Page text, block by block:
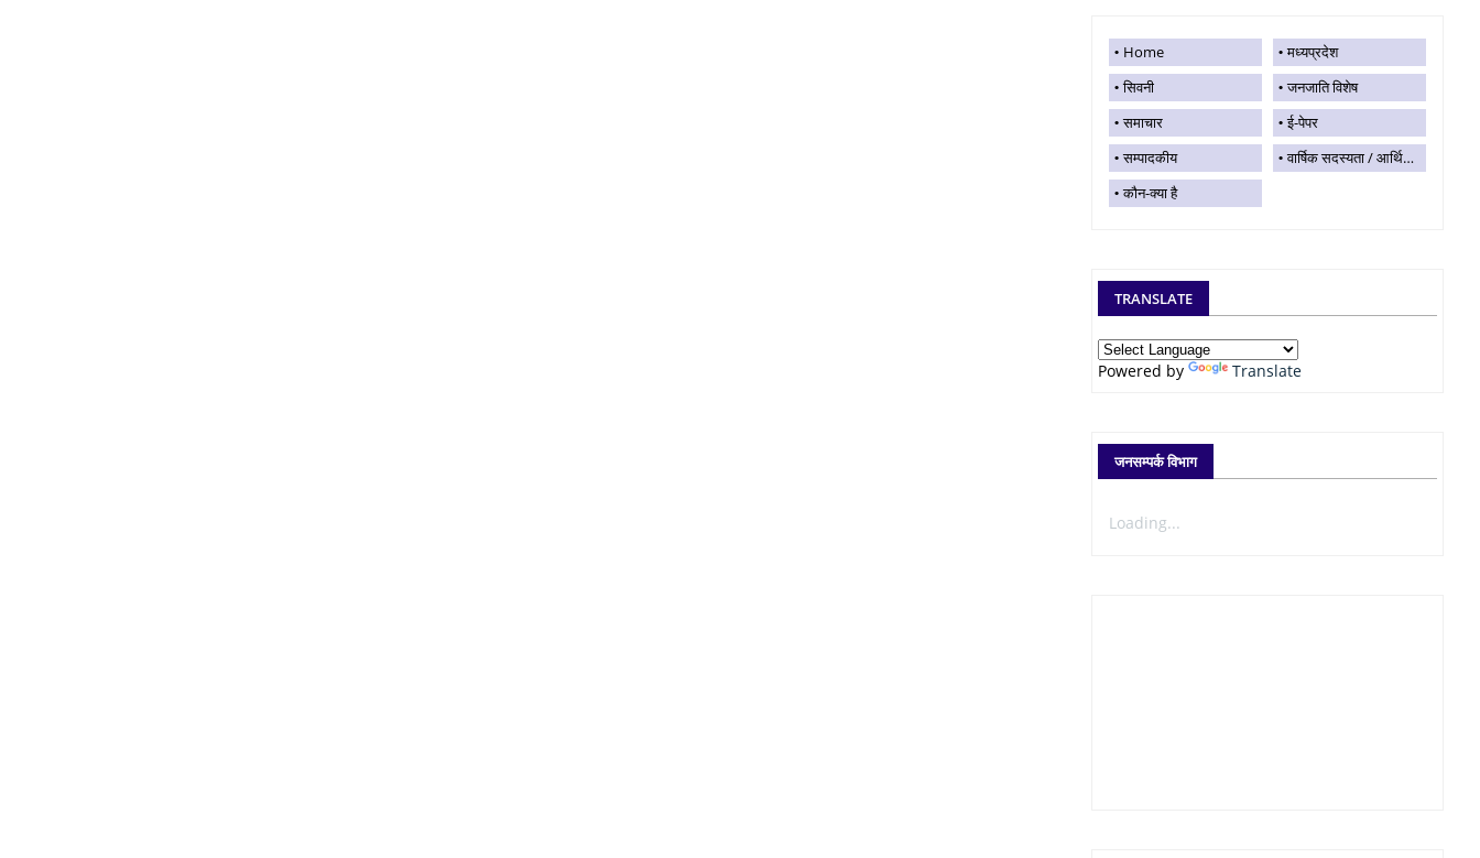
Home
मध्यप्रदेश
सिवनी
जनजाति विशेष
समाचार
ई-पेपर
सम्पादकीय
वार्षिक सदस्यता / आर्थिक सहयोग
कौन-क्या है
TRANSLATE
Powered by Translate
जनसम्पर्क विभाग
Loading...